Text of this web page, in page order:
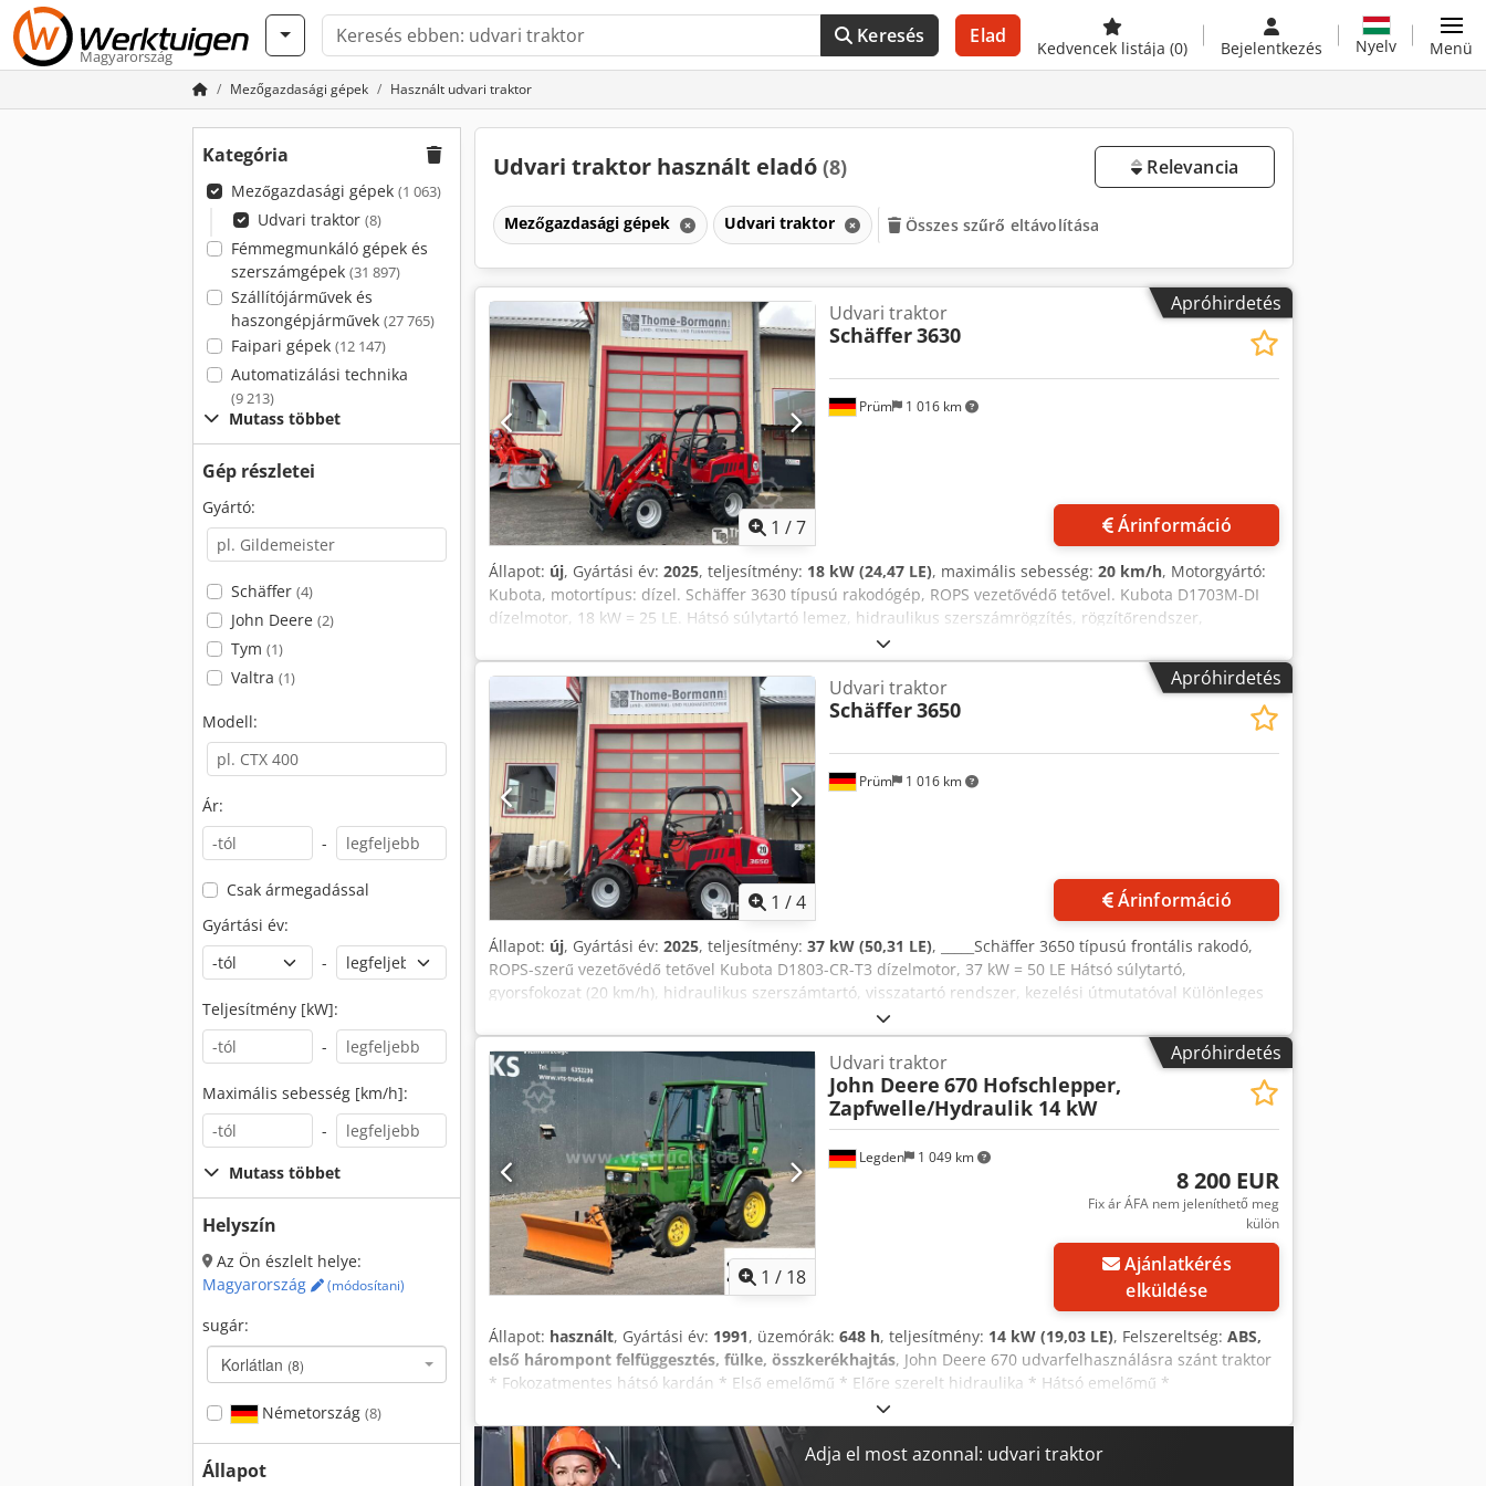
Magyarország
Keresés Elad
Kedvencek listája (0) Bejelentkezés Nyelv Menü
Mezőgazdasági gépek Használt udvari traktor
Kategória
Mezőgazdasági gépek (1 063)
Udvari traktor (8)
Fémmegmunkáló gépek és
szerszámgépek (31 897)
Szállítójárművek és
haszongépjárművek (27 765)
Faipari gépek (12 147)
Automatizálási technika
(9 213)
Mutass többet
Gép részletei
Gyártó:
Schäffer (4)
John Deere (2)
Tym (1)
Valtra (1)
Modell:
Ár:
-
Csak ármegadással
Gyártási év:
-
Teljesítmény [kW]:
-
Maximális sebesség [km/h]:
-
Mutass többet
Helyszín
Az Ön észlelt helye:
Magyarország
(módosítani)
sugár:
Korlátlan (8)
Németország (8)
Állapot
Udvari traktor használt eladó (8) Relevancia
Mezőgazdasági gépek Udvari traktor Összes szűrő eltávolítása
Apróhirdetés
1 /7
Prüm 1 016 km
Udvari traktor
Schäffer3630
Árinformáció
Állapot: új, Gyártási év: 2025, teljesítmény: 18 kW (24,47 LE), maximális sebesség: 20 km/h, Motorgyártó:
Kubota, motortípus: dízel. Schäffer 3630 típusú rakodógép, ROPS vezetővédő tetővel. Kubota D1703M-DI
dízelmotor, 18 kW = 25 LE. Hátsó súlytartó lemez, hidraulikus szerszámrögzítés, rögzítőrendszer,
hidraulikus gyorsfutó, 20 km/h sebesség. Üzemeltetési útmutatóval. Különfelszerelések: - 95 kg-os
súlyblokk - Hidraulikus csatlakozók, csatlakozófejekkel - Előkészítés a világítási rendszerhez – komplett
kormányoszlop a világításhoz – kábelköteg a hátsó lámpákhoz - LED-es munkalámpa készlet, 800 lumen (2
db elöl és 1 db hátul) - Vonóhorog, csappantyúval és rögzítőgyűrűkkel Crjdpfozp Anasx Ackef - Gyári
gumiabroncsok: 10.0/75-15.3 AS ET -40 - Euro-norma szerinti rögzítőkeret - Hidraulikus rögzítés Tárolóhely:
null
Apróhirdetés
1 /4
Prüm 1 016 km
Udvari traktor
Schäffer3650
Árinformáció
Állapot: új, Gyártási év: 2025, teljesítmény: 37 kW (50,31 LE), _____Schäffer 3650 típusú frontális rakodó,
ROPS-szerű vezetővédő tetővel Kubota D1803-CR-T3 dízelmotor, 37 kW = 50 LE Hátsó súlytartó,
gyorsfokozat (20 km/h), hidraulikus szerszámtartó, visszatartó rendszer, kezelési útmutatóval Különleges
felszereltség: Poggyászsúly 100 kg Hidraulikus csatlakozók, csatlakozófejjel Világítási rendszer TÜV-
szakvélemény, önjáró munkagépként, < 25 km/h (a világítási rendszernek meg kell felelnie az StVZO
előírásainak) Munkafény-készlet, LED, 800 lumen (2 db elöl és 1 db hátul) Vonóhorog, csappantyúval és
rögzítőpontokkal Gumiabroncsok: 15.0/55-17 AS, 6 lyuk, ET -45 Rögzítőkeret, Euro-WS, hidraulikus
rögzítéssel Crjdpox Evdvofx Acksf Tárolóhely: null
Apróhirdetés
1 / 18
Legden 1 049 km
Udvari traktor
John Deere 670 Hofschlepper,
Zapfwelle/Hydraulik 14 kW
8 200 EUR
Fix ár ÁFA nem jeleníthető meg
külön
Ajánlatkérés
elküldése
Állapot: használt, Gyártási év: 1991, üzemórák: 648 h, teljesítmény: 14 kW (19,03 LE), Felszereltség: ABS,
első hárompont felfüggesztés, fülke, összkerékhajtás, John Deere 670 udvarfelhasználásra szánt traktor
* Fokozatmentes hátsó kardán * Első emelőmű * Előre szerelt hidraulika * Hátsó emelőmű *
Bekapcsolható összkerékhajtás * Forgó hóeke Műszaki adatok:* Motor: Yanmar 3 hengeres dízelmotor *
Teljesítmény: 14,4 kW * Hengerűrtartalom: 0,9 l * Súly: kb. 843 kg * Maximális sebesség: kb. 16,7 km/h *
Első gumiabroncs: 6-12 Csdpjy Skl Uofx Ackorf * Hátsó gumiabroncs: 9.5-16 * Méretek (hossz): kb. 2,76 m
Különleges jellemzők:* Kompakt felépítés * Takarékos és tartós Yanmar motor * Sokoldalúan használható
Adja el most azonnal: udvari traktor